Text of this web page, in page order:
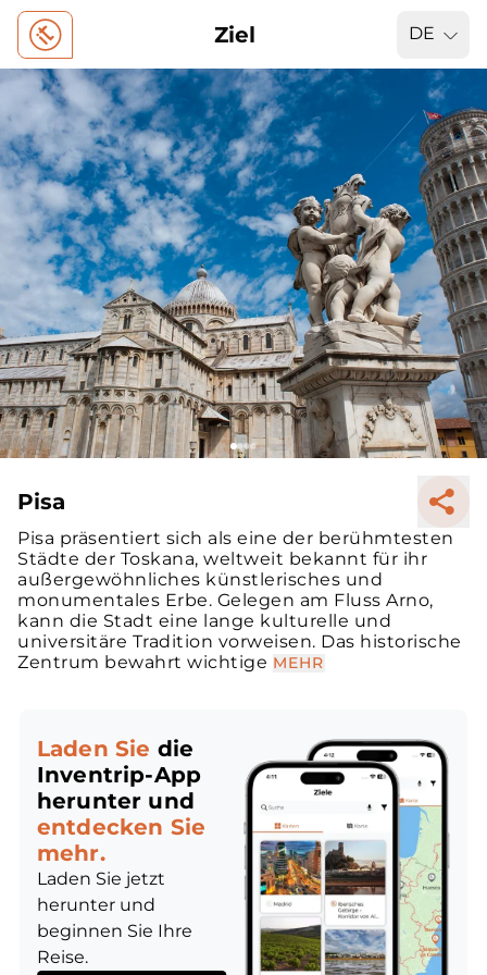
Ziel DE
Pisa
Pisa präsentiert sich als eine der berühmtesten
Städte der Toskana, weltweit bekannt für ihr
außergewöhnliches künstlerisches und
monumentales Erbe. Gelegen am Fluss Arno,
kann die Stadt eine lange kulturelle und
universitäre Tradition vorweisen. Das historische
Zentrum bewahrt wichtige MEHR
Laden Sie die
Inventrip-App
herunter und
entdecken Sie
mehr.
Laden Sie jetzt
herunter und
beginnen Sie Ihre
Reise.